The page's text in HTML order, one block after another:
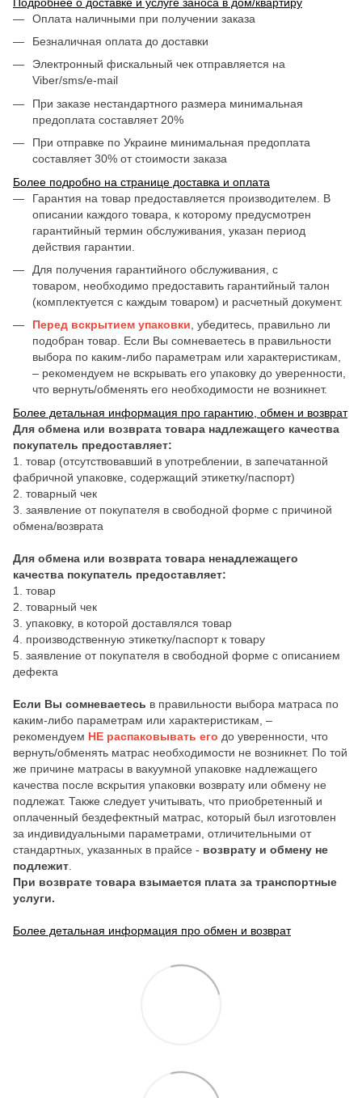
Оплата наличными при получении заказа
Безналичная оплата до доставки
Электронный фискальный чек отправляется на
Viber/sms/e-mail
При заказе нестандартного размера минимальная
предоплата составляет 20%
При отправке по Украине минимальная предоплата
составляет 30% от стоимости заказа
Более подробно на странице доставка и оплата
Гарантия на товар предоставляется производителем. В
описании каждого товара, к которому предусмотрен
гарантийный термин обслуживания, указан период
действия гарантии.
Для получения гарантийного обслуживания, с
товаром, необходимо предоставить гарантийный талон
(комплектуется с каждым товаром) и расчетный документ.
Перед вскрытием упаковки, убедитесь, правильно ли
подобран товар. Если Вы сомневаетесь в правильности
выбора по каким-либо параметрам или характеристикам,
– рекомендуем не вскрывать его упаковку до уверенности,
что вернуть/обменять его необходимости не возникнет.
Более детальная информация про гарантию, обмен и возврат
Для обмена или возврата товара надлежащего качества
покупатель предоставляет:
1. товар (отсутствовавший в употреблении, в запечатанной
фабричной упаковке, содержащий этикетку/паспорт)
2. товарный чек
3. заявление от покупателя в свободной форме с причиной
обмена/возврата
Для обмена или возврата товара ненадлежащего
качества покупатель предоставляет:
1. товар
2. товарный чек
3. упаковку, в которой доставлялся товар
4. производственную этикетку/паспорт к товару
5. заявление от покупателя в свободной форме с описанием
дефекта
Если Вы сомневаетесь в правильности выбора матраса по
каким-либо параметрам или характеристикам, –
рекомендуем НЕ распаковывать его до уверенности, что
вернуть/обменять матрас необходимости не возникнет. По той
же причине матрасы в вакуумной упаковке надлежащего
качества после вскрытия упаковки возврату или обмену не
подлежат. Также следует учитывать, что приобретенный и
оплаченный бездефектный матрас, который был изготовлен
за индивидуальными параметрами, отличительными от
стандартных, указанных в прайсе - возврату и обмену не
подлежит
При возврате товара взымается плата за транспортные
услуги.
Более детальная информация про обмен и возврат